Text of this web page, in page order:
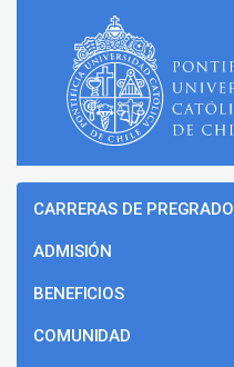
CARRERAS DE PREGRADO
ADMISIÓN
BENEFICIOS
COMUNIDAD